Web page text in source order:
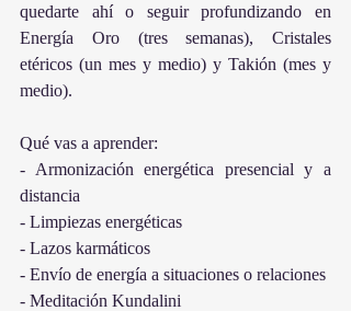
quedarte ahí o seguir profundizando en
Energía Oro (tres semanas), Cristales
etéricos (un mes y medio) y Takión (mes y
medio).
Qué vas a aprender:
- Armonización energética presencial y a
distancia
- Limpiezas energéticas
- Lazos karmáticos
- Envío de energía a situaciones o relaciones
- Meditación Kundalini